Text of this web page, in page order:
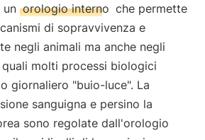
un orologio interno che permette
di sopravvivenza e
negli animali ma anche negli
molti processi biologici
giornaliero "buio-luce". La
sanguigna e persino la
sono regolate dall'orologio